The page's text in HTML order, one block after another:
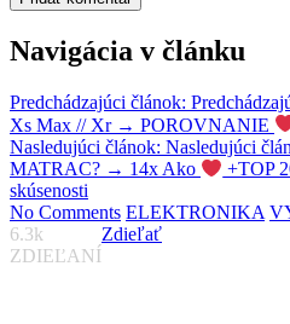
Navigácia v článku
Predchádzajúci článok:
Xs Max // Xr → POROVNANIE
Nasledujúci článok: Nasledujúci
MATRAC? → 14x Ako
+TOP
skúsenosti
No Comments ELEKTRONIKA
6.3k
ZDIEĽANÍ
Zdieľať